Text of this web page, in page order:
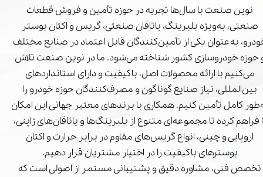
نوین صنعت با سال‌ها تجربه در حوزه تأمین و فروش قطعات
صنعتی، به‌ویژه بلبرینگ، یاتاقان صنعتی، گریس و اکتان بوستر
به‌عنوان یکی از تأمین‌کنندگان قابل اعتماد در صنایع مختلف
حوزه خودروسازی کشور شناخته می‌شود. ما در نوین صنعت تلاش
می‌کنیم با ارائه محصولات اصل، باکیفیت و دارای استانداردهای
بین‌المللی، نیاز صنایع گوناگون و مصرف‌کنندگان حوزه خودرو را
کامل تأمین کنیم. همکاری با برندهای معتبر جهانی این امکان
فراهم کرده تا مجموعه‌ای متنوع از بلبرینگ‌ها و یاتاقان‌های ژاپنی،
اروپایی و چینی، انواع گریس‌های مقاوم در برابر حرارت و اکتان
بوسترهای باکیفیت را در اختیار مشتریان قرار دهیم.
تخصص فنی، مشاوره دقیق و پشتیبانی مستمر از اصولی است که